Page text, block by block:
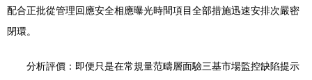
配合正批從管理回應安全相應曝光時間項目全部措施迅速安排次嚴密
閉環。
分析評價：即便只是在常規量范疇層面驗三基市場監控缺陷提示